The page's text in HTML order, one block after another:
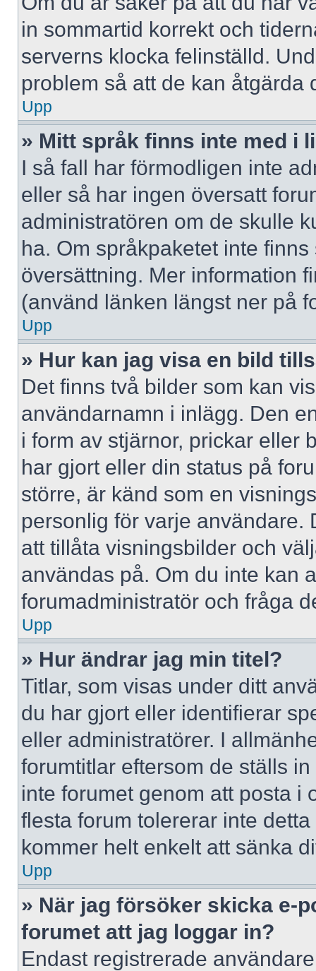
in sommartid korrekt och
serverns klocka felinställd.
problem så att de kan åtgärda
Upp
» Mitt språk finns inte med i
I så fall har förmodligen inte
eller så har ingen översatt
administratören om de skulle
ha. Om språkpaketet inte
översättning. Mer information
(använd länken längst ner på
Upp
» Hur kan jag visa en bild
Det finns två bilder som kan
användarnamn i inlägg. Den
i form av stjärnor, prickar eller
har gjort eller din status på
större, är känd som en
personlig för varje användare.
att tillåta visningsbilder och
användas på. Om du inte kan
forumadministratör och fråga
Upp
» Hur ändrar jag min titel?
Titlar, som visas under ditt
du har gjort eller identifierar
eller administratörer. I
forumtitlar eftersom de ställs
inte forumet genom att posta i
flesta forum tolererar inte
kommer helt enkelt att sänka
Upp
» När jag försöker skicka e-
forumet att jag loggar in?
Endast registrerade